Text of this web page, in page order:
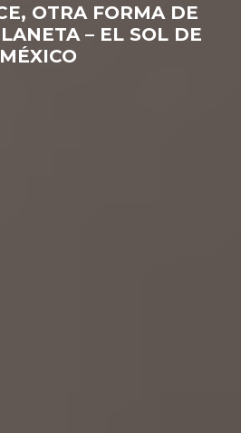
OTRA FORMA DE
– EL SOL DE
MÉXICO